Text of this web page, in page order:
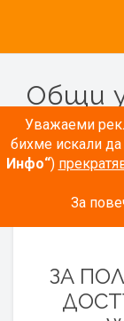
Уважаеми
бихме искали
Инфо“)
За
Общи
ЗА